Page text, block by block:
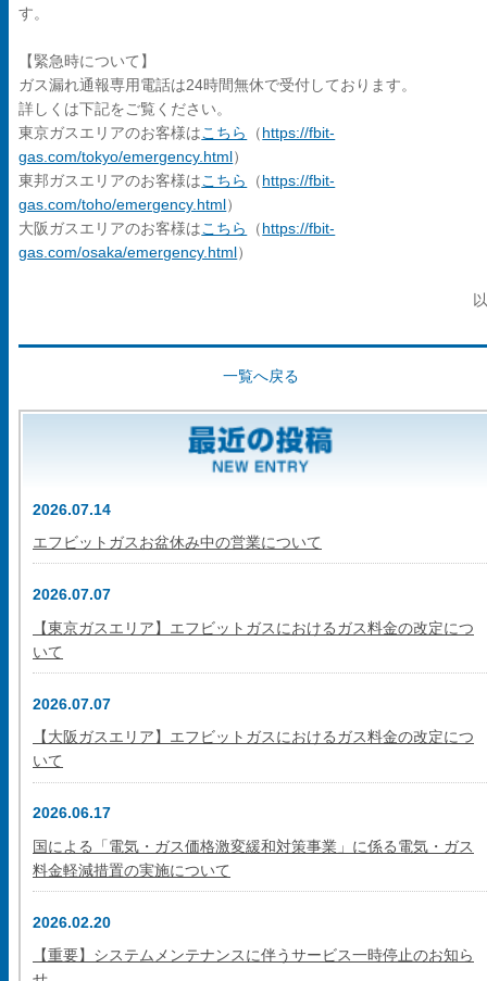
す。
【緊急時について】
ガス漏れ通報専用電話は24時間無休で受付しております。
詳しくは下記をご覧ください。
東京ガスエリアのお客様はこちら （https://fbit-
gas.com/tokyo/emergency.html）
東邦ガスエリアのお客様はこちら （https://fbit-
gas.com/toho/emergency.html）
大阪ガスエリアのお客様はこちら （https://fbit-
gas.com/osaka/emergency.html）
一覧へ戻る
2026.07.14
エフビットガスお盆休み中の営業について
2026.07.07
【東京ガスエリア】エフビットガスにおけるガス料金の改定につ
いて
2026.07.07
【大阪ガスエリア】エフビットガスにおけるガス料金の改定につ
いて
2026.06.17
国による「電気・ガス価格激変緩和対策事業」に係る電気・ガス
料金軽減措置の実施について
2026.02.20
【重要】システムメンテナンスに伴うサービス一時停止のお知ら